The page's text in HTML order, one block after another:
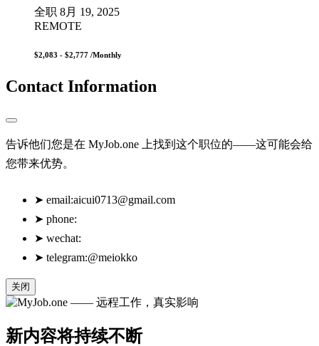
全职 8月 19, 2025
REMOTE
$2,083 - $2,777 /Monthly
Contact Information
告诉他们您是在 MyJob.one 上找到这个职位的——这可能会给
您带来优势。
➤ email:aicui0713@gmail.com
➤ phone:
➤ wechat:
➤ telegram:@meiokko
关闭
新内容将持续不断